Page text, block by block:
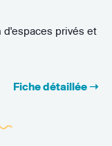
privés et
Fiche détaillée ➝